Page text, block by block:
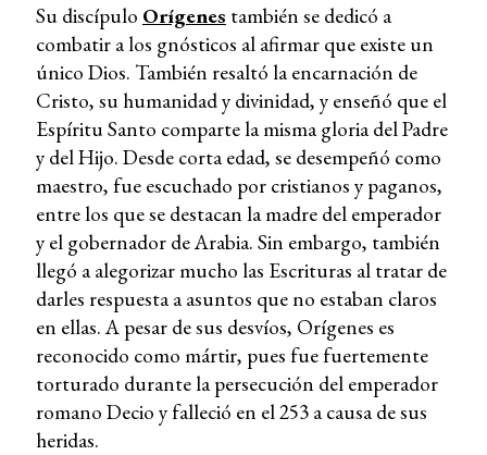
Su discípulo Orígenes también se dedicó a
combatir a los gnósticos al afirmar que existe un
único Dios. También resaltó la encarnación de
Cristo, su humanidad y divinidad, y enseñó que el
Espíritu Santo comparte la misma gloria del Padre
y del Hijo. Desde corta edad, se desempeñó como
maestro, fue escuchado por cristianos y paganos,
entre los que se destacan la madre del emperador
y el gobernador de Arabia. Sin embargo, también
llegó a alegorizar mucho las Escrituras al tratar de
darles respuesta a asuntos que no estaban claros
en ellas. A pesar de sus desvíos, Orígenes es
reconocido como mártir, pues fue fuertemente
torturado durante la persecución del emperador
romano Decio y falleció en el 253 a causa de sus
heridas.